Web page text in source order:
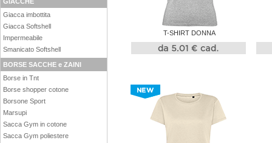
Giacca imbottita
Giacca Softshell
Impermeabile
Smanicato Softshell
BORSE SACCHE e ZAINI
Borse in Tnt
Borse shopper cotone
Borsone Sport
Marsupi
Sacca Gym in cotone
Sacca Gym poliestere
T-SHIRT DONNA